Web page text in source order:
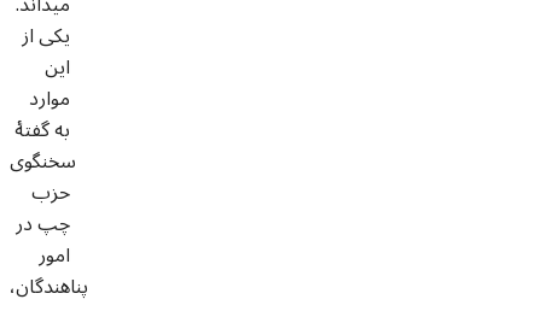
یکی از
این
موارد
به گفتۀ
سخنگوی
حزب
چپ در
امور
پناهندگان،